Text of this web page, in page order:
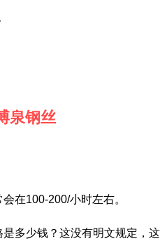
泉钢丝
在100-200/小时左右。
多少钱？这没有明文规定，